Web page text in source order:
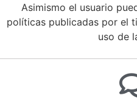
Asimismo el usuario
políticas publicadas por el
uso de